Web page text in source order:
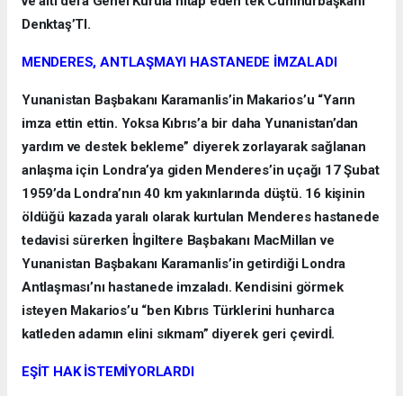
Denktaş’TI.
MENDERES, ANTLAŞMAYI HASTANEDE İMZALADI
Yunanistan Başbakanı Karamanlis’in Makarios’u “Yarın
imza ettin ettin. Yoksa Kıbrıs’a bir daha Yunanistan’dan
yardım ve destek bekleme” diyerek zorlayarak sağlanan
anlaşma için Londra’ya giden Menderes’in uçağı 17 Şubat
1959’da Londra’nın 40 km yakınlarında düştü. 16 kişinin
öldüğü kazada yaralı olarak kurtulan Menderes hastanede
tedavisi sürerken İngiltere Başbakanı MacMillan ve
Yunanistan Başbakanı Karamanlis’in getirdiği Londra
Antlaşması’nı hastanede imzaladı. Kendisini görmek
isteyen Makarios’u “ben Kıbrıs Türklerini hunharca
katleden adamın elini sıkmam” diyerek geri çevirdİ.
EŞİT HAK İSTEMİYORLARDI